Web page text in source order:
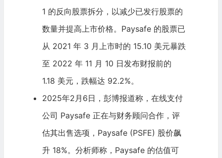
1 的反向股票拆分，以减少已发行股票的
数量并提高上市价格。Paysafe 的股票已
从 2021 年 3 月上市时的 15.10 美元暴跌
至 2022 年 11 月 10 日发布财报前的
1.18 美元，跌幅达 92.2%。
2025年2月6日，彭博报道称，在线支付
公司 Paysafe 正在与财务顾问合作，评
估其出售选项，Paysafe (PSFE) 股价飙
升 18%。分析师称，Paysafe 的估值可